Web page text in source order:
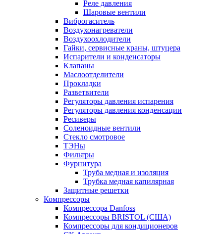
Реле давления
Шаровые вентили
Виброгаситель
Воздухонагреватели
Воздухоохлодители
Гайки, сервисные краны, штуцера
Испарители и конденсаторы
Клапаны
Маслоотделители
Прокладки
Разветвители
Регуляторы давления испарения
Регуляторы давления конденсации
Ресиверы
Соленоидные вентили
Стекло смотровое
ТЭНы
Фильтры
Фурнитура
Труба медная и изоляция
Трубка медная капилярная
Защитные решетки
Компрессоры
Компрессора Danfoss
Компрессоры BRISTOL (США)
Компрессоры для кондиционеров